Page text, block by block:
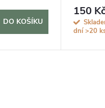
DO KOŠÍKU
150
dní>20